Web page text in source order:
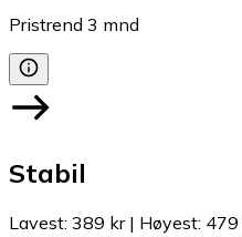
Pristrend 3 mnd
Stabil
Lavest: 389 kr| Høyest: 479